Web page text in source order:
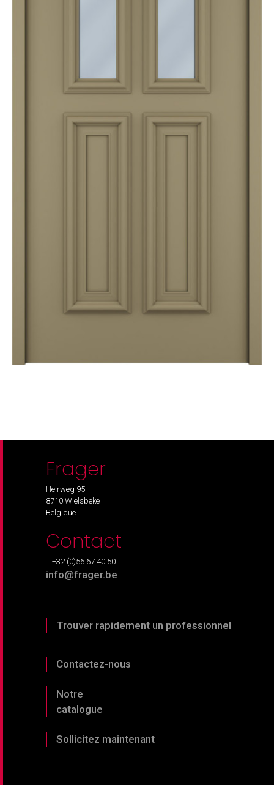
Frager
Heirweg 95
8710 Wielsbeke
Belgique
Contact
T +32 (0)56 67 40 50
info@frager.be
Trouver rapidement un professionnel
Contactez-nous
Notre
catalogue
Sollicitez maintenant